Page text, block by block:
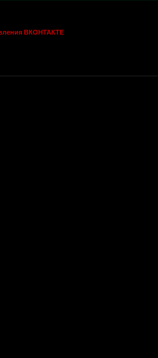
ВКОНТАКТЕ